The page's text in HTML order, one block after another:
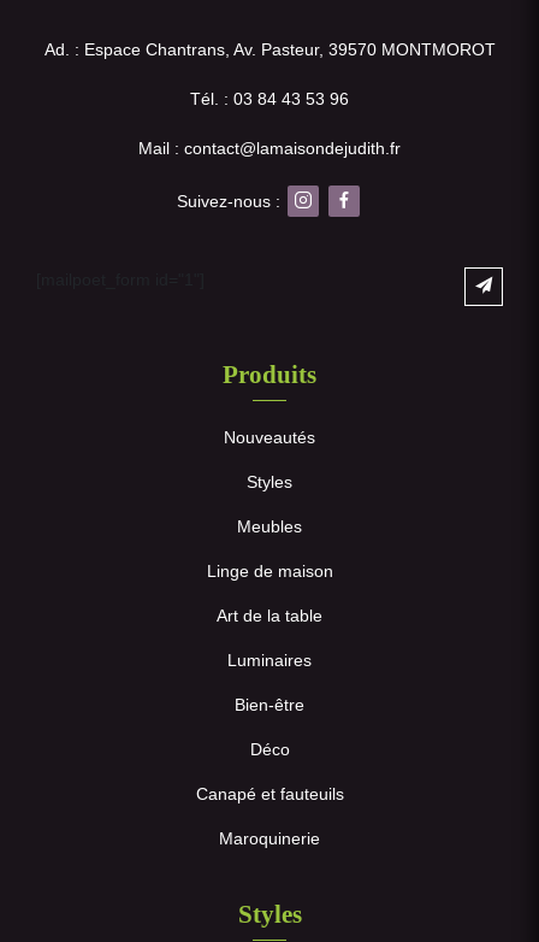
Ad. : Espace Chantrans, Av. Pasteur, 39570 MONTMOROT
Tél. : 03 84 43 53 96
Mail : contact@lamaisondejudith.fr
Suivez-nous :
Produits
Nouveautés
Styles
Meubles
Linge de maison
Art de la table
Luminaires
Bien-être
Déco
Canapé et fauteuils
Maroquinerie
Styles